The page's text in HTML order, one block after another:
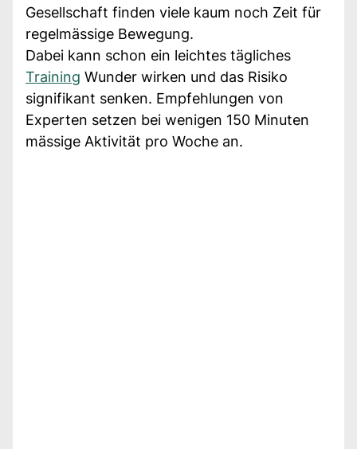
Gesellschaft finden viele kaum noch Zeit für
regelmässige Bewegung.
Dabei kann schon ein leichtes tägliches
Training Wunder wirken und das Risiko
signifikant senken. Empfehlungen von
Experten setzen bei wenigen 150 Minuten
mässige Aktivität pro Woche an.